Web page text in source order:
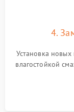
4.
Установка
влагостойкой
или